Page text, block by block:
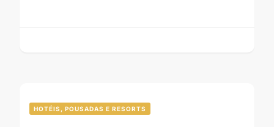
HOTÉIS, POUSADAS E RESORTS